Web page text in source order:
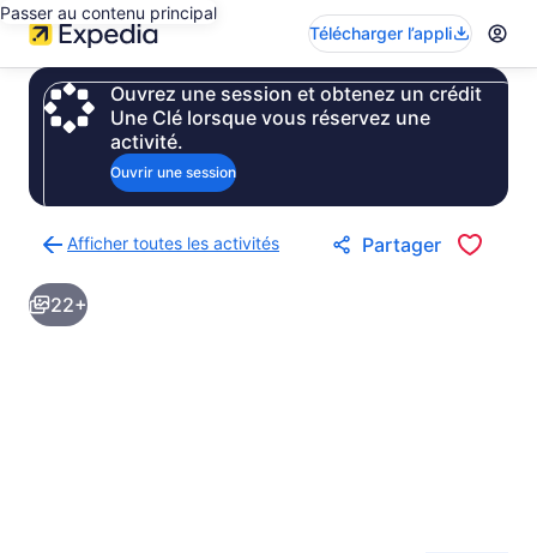
Passer au contenu principal
Télécharger l’appli
Ouvrez une session et obtenez un crédit
Une Clé lorsque vous réservez une
activité.
Ouvrir une session
Afficher toutes les activités
à
la
page
Partager
22+